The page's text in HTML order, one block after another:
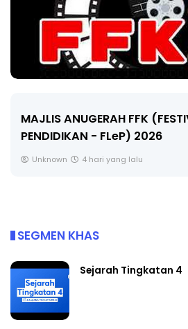
🔴 [LIVE] MATEMATIK SR,
CIKGU ANITA #ALLINONE
SEGMEN KHAS
Sejarah Tingkatan 4